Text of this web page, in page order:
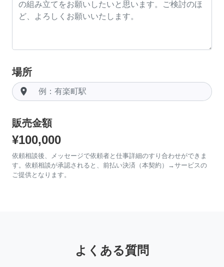
場所
room
販売金額
¥100,000
依頼相談後、メッセージで依頼者と仕事詳細のすり合わせができま
す。依頼相談が承認されると、前払い決済（本契約）→サービスの
ご提供となります。
よくある質問